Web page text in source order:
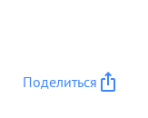
Поделиться